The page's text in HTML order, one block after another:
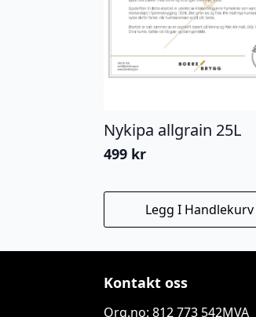
Nykipa allgrain 25L
499 kr
Legg I Handlekurv
Kontakt oss
Org.no: 812 773 542MVA